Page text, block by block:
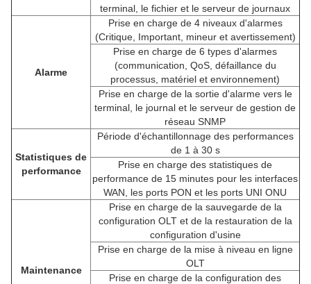
terminal, le fichier et le serveur de journaux
Alarme
Prise en charge de 4 niveaux d'alarmes
(Critique, Important, mineur et avertissement)
Prise en charge de 6 types d'alarmes
(communication, QoS, défaillance du
processus, matériel et environnement)
Prise en charge de la sortie d'alarme vers le
terminal, le journal et le serveur de gestion de
réseau SNMP
Statistiques de
performance
Période d'échantillonnage des performances
de 1 à 30 s
Prise en charge des statistiques de
performance de 15 minutes pour les interfaces
WAN, les ports PON et les ports UNI ONU
Maintenance
Prise en charge de la sauvegarde de la
configuration OLT et de la restauration de la
configuration d'usine
Prise en charge de la mise à niveau en ligne
OLT
Prise en charge de la configuration des